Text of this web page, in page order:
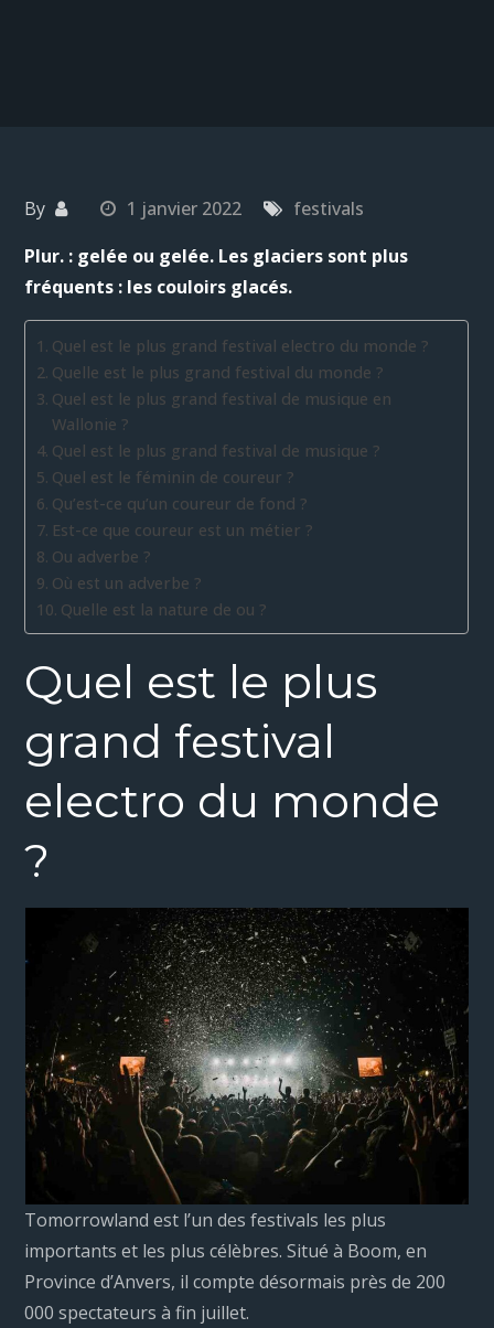
By 1 janvier 2022
festivals
Plur. : gelée ou gelée. Les glaciers sont plus
fréquents : les couloirs glacés.
Quel est le plus grand festival electro du monde ?
Quelle est le plus grand festival du monde ?
Quel est le plus grand festival de musique en
Wallonie ?
Quel est le plus grand festival de musique ?
Quel est le féminin de coureur ?
Qu’est-ce qu’un coureur de fond ?
Est-ce que coureur est un métier ?
Ou adverbe ?
Où est un adverbe ?
Quelle est la nature de ou ?
Quel est le plus
grand festival
electro du monde
?
Tomorrowland est l’un des festivals les plus
importants et les plus célèbres. Situé à Boom, en
Province d’Anvers, il compte désormais près de 200
000 spectateurs à fin juillet.